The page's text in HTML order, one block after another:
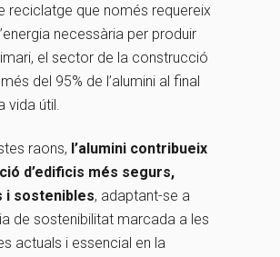
reciclatge que només requereix
necessària per produir
el sector de la construcció
del 95% de l’alumini al final
vida útil.
raons, l’alumini contribueix
d’edificis més segurs,
i sostenibles, adaptant-se a
de sostenibilitat marcada a les
actuals i essencial en la